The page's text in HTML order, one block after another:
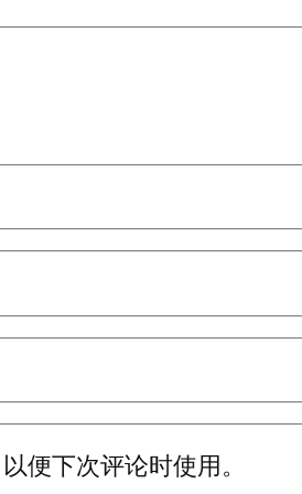
便下次评论时使用。